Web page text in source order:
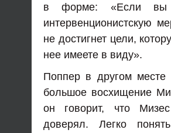
в форме: «Если вы
интервенционистскую
не достигнет цели,
нее имеете в виду».
Поппер в другом месте
большое восхищение
он говорит, что
доверял. Легко